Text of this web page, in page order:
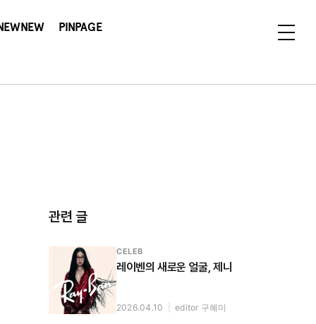
PINPAGE
관련 글
CELEB
레이벤의 새로운 얼굴, 제니
2026.04.10 editor 구혜미